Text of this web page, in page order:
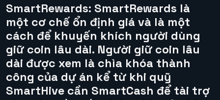
SmartRewards: SmartRewards là
một cơ chế ổn định giá và là một
cách để khuyến khích người dùng
giữ coin lâu dài. Người giữ coin lâu
dài được xem là chìa khóa thành
công của dự án kể từ khi quỹ
SmartHive cần SmartCash để tài trợ